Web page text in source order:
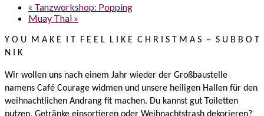
« Tanzworkshop: Popping
Muay Thai »
Y O U M A K E I T F E E L L I K E C H R I S T M A S – S U B B O T
N I K
Wir wollen uns nach einem Jahr wieder der Großbaustelle
namens Café Courage widmen und unsere heiligen Hallen für den
weihnachtlichen Andrang fit machen. Du kannst gut Toiletten